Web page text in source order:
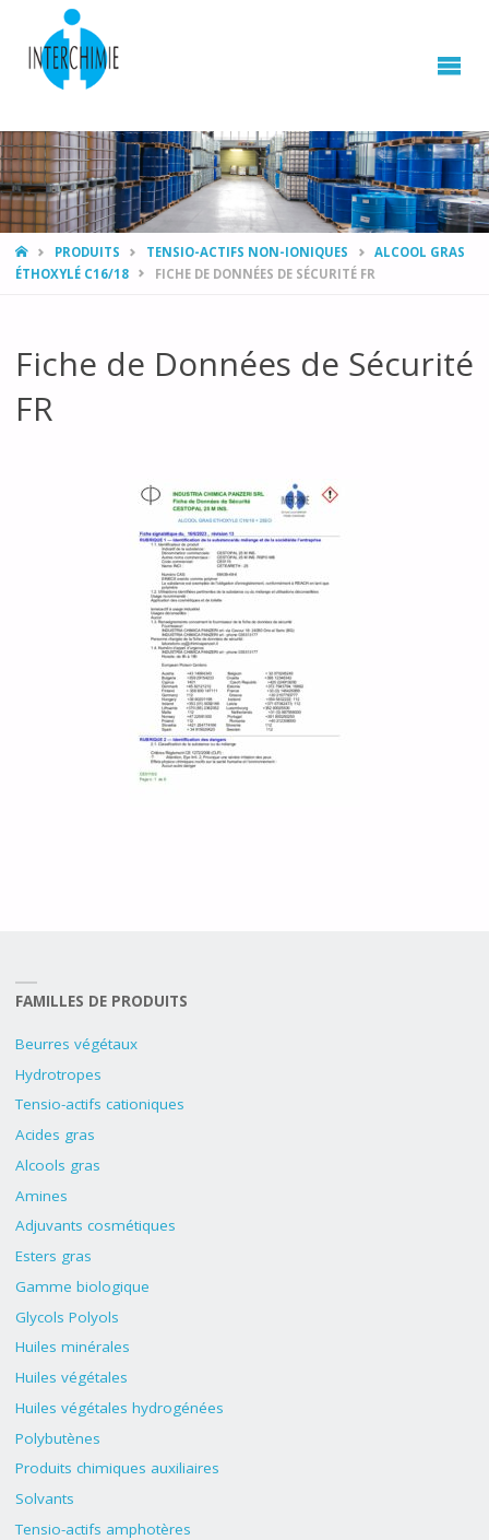
HOMEPRODUITS TENSIO-ACTIFS NON-IONIQUES
ALCOOL GRAS
ÉTHOXYLÉ C16/18
FICHE DE DONNÉES DE SÉCURITÉ FR
Fiche de Données de Sécurité
FR
FAMILLES DE PRODUITS
Beurres végétaux
Hydrotropes
Tensio-actifs cationiques
Acides gras
Alcools gras
Amines
Adjuvants cosmétiques
Esters gras
Gamme biologique
Glycols Polyols
Huiles minérales
Huiles végétales
Huiles végétales hydrogénées
Polybutènes
Produits chimiques auxiliaires
Solvants
Tensio-actifs amphotères